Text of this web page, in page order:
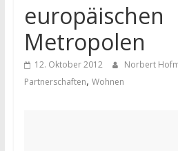
europäischen
Metropolen
12. Oktober 2012 Norbert
Partnerschaften, Wohnen